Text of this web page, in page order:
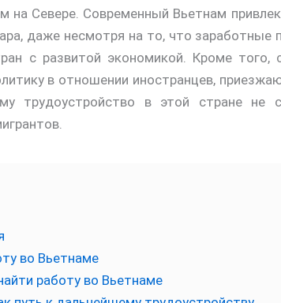
на Севере. Современный Вьетнам
даже несмотря на то, что
с развитой экономикой. Кроме того,
в отношении иностранцев,
трудоустройство в этой стране не
во Вьетнаме
работу во Вьетнаме